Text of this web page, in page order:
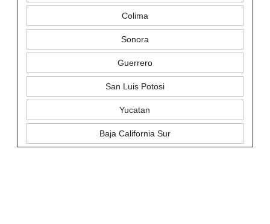
Colima
Sonora
Guerrero
San Luis Potosi
Yucatan
Baja California Sur